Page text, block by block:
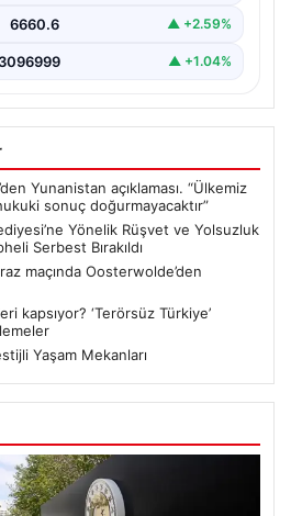
6660.6 ▲ +2.59%
3096999 ▲ +1.04%
Yunanistan açıklaması. “Ülkemiz
sonuç doğurmayacaktır”
Yönelik Rüşvet ve Yolsuzluk
Serbest Bırakıldı
maçında Oosterwolde’den
kapsıyor? ‘Terörsüz Türkiye’
Yaşam Mekanları